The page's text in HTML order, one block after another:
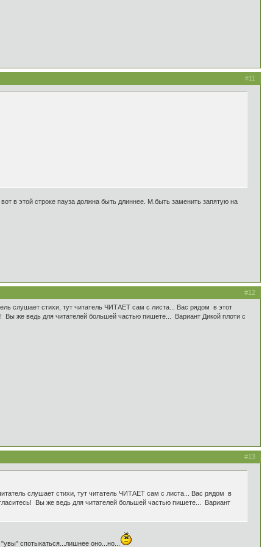
#11
в этой строке пауза должна быть длиннее. М.быть заменить запятую на
#12
слушает стихи, тут читатель ЧИТАЕТ сам с листа... Вас рядом в этот
Вы же ведь для читателей большей частью пишете... Вариант Дикой плоти с
#13
слушает стихи, тут читатель ЧИТАЕТ сам с листа... Вас рядом в
Вы же ведь для читателей большей частью пишете... Вариант
спотыкаться...лишнее оно...но...